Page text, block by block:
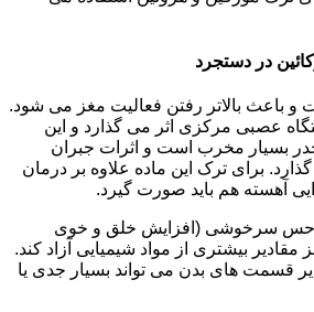
در دستجرد
باعث بالاتر رفتن فعالیت مغز می شود.
عصبی مرکزی اثر می گذارد و این
بسیار مخرب است و اثرات جبران
برای ترک این ماده علاوه بر درمان
آهسته هم باید صورت گیرد.
حس سرخوشی (افزایش خلق و خوی
بیشتری از مواد شیمیایی آزاد کند.
قسمت های بدن می تواند بسیار جدی یا